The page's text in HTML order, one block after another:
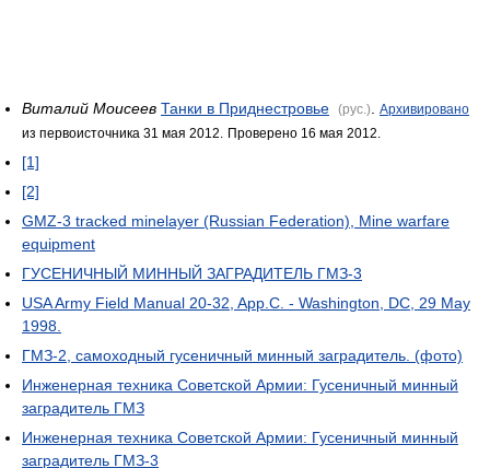
Виталий Моисеев Танки в Приднестровье (рус.). Архивировано
из первоисточника 31 мая 2012.
Проверено 16 мая 2012.
[1]
[2]
GMZ-3 tracked minelayer (Russian Federation), Mine warfare
equipment
ГУСЕНИЧНЫЙ МИННЫЙ ЗАГРАДИТЕЛЬ ГМЗ-3
USA Army Field Manual 20-32, App.C. - Washington, DC, 29 May
1998.
ГМЗ-2, самоходный гусеничный минный заградитель. (фото)
Инженерная техника Советской Армии: Гусеничный минный
заградитель ГМЗ
Инженерная техника Советской Армии: Гусеничный минный
заградитель ГМЗ-3